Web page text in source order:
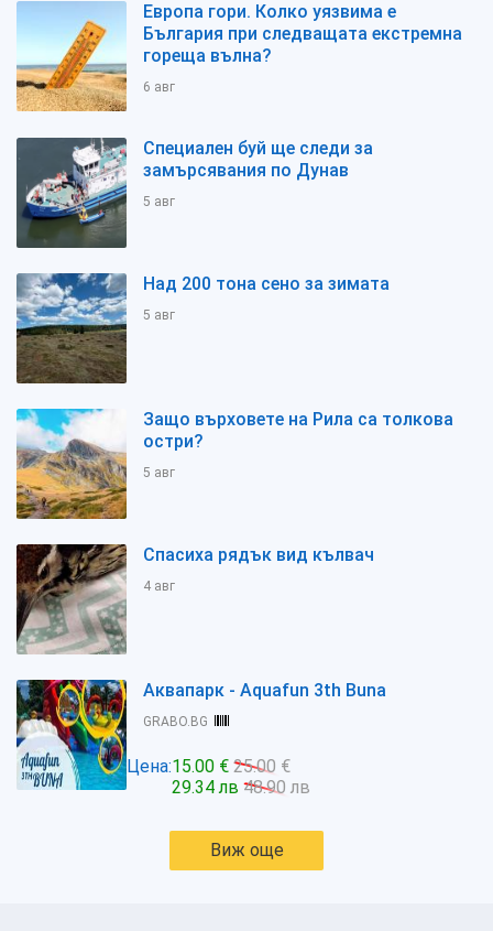
Европа гори. Колко уязвима е
България при следващата екстремна
гореща вълна?
6 авг
Специален буй ще следи за
замърсявания по Дунав
5 авг
Над 200 тона сено за зимата
5 авг
Защо върховете на Рила са толкова
остри?
5 авг
Спасиха рядък вид кълвач
4 авг
Аквапарк - Aquafun 3th Buna
GRABO.BG
Цена:15.00 € 25.00 €
29.34 лв 48.90 лв
Виж още